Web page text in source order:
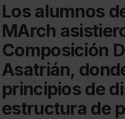
Los alumnos
MArch
Composición
Asatrián,
principios de
estructura de